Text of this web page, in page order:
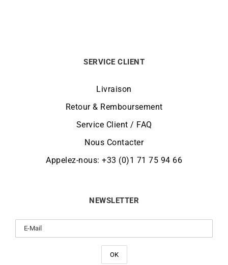
SERVICE CLIENT
Livraison
Retour & Remboursement
Service Client / FAQ
Nous Contacter
Appelez-nous: +33 (0)1 71 75 94 66
NEWSLETTER